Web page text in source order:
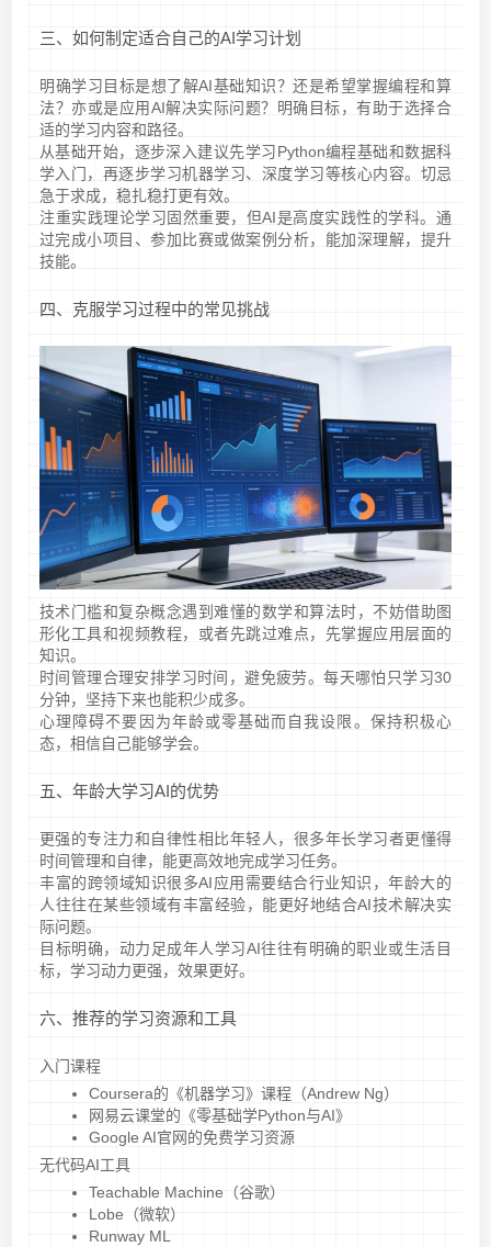
三、如何制定适合自己的AI学习计划
明确学习目标是想了解AI基础知识？还是希望掌握编程和算
法？亦或是应用AI解决实际问题？明确目标，有助于选择合
适的学习内容和路径。
从基础开始，逐步深入建议先学习Python编程基础和数据科
学入门，再逐步学习机器学习、深度学习等核心内容。切忌
急于求成，稳扎稳打更有效。
注重实践理论学习固然重要，但AI是高度实践性的学科。通
过完成小项目、参加比赛或做案例分析，能加深理解，提升
技能。
四、克服学习过程中的常见挑战
技术门槛和复杂概念遇到难懂的数学和算法时，不妨借助图
形化工具和视频教程，或者先跳过难点，先掌握应用层面的
知识。
时间管理合理安排学习时间，避免疲劳。每天哪怕只学习30
分钟，坚持下来也能积少成多。
心理障碍不要因为年龄或零基础而自我设限。保持积极心
态，相信自己能够学会。
五、年龄大学习AI的优势
更强的专注力和自律性相比年轻人，很多年长学习者更懂得
时间管理和自律，能更高效地完成学习任务。
丰富的跨领域知识很多AI应用需要结合行业知识，年龄大的
人往往在某些领域有丰富经验，能更好地结合AI技术解决实
际问题。
目标明确，动力足成年人学习AI往往有明确的职业或生活目
标，学习动力更强，效果更好。
六、推荐的学习资源和工具
入门课程
Coursera的《机器学习》课程（Andrew Ng）
网易云课堂的《零基础学Python与AI》
Google AI官网的免费学习资源
无代码AI工具
Teachable Machine（谷歌）
Lobe（微软）
Runway ML